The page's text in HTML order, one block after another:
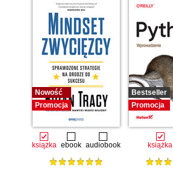
Nowość
Promocja
książka ebook audiobook
Bestseller
Promocja
książka